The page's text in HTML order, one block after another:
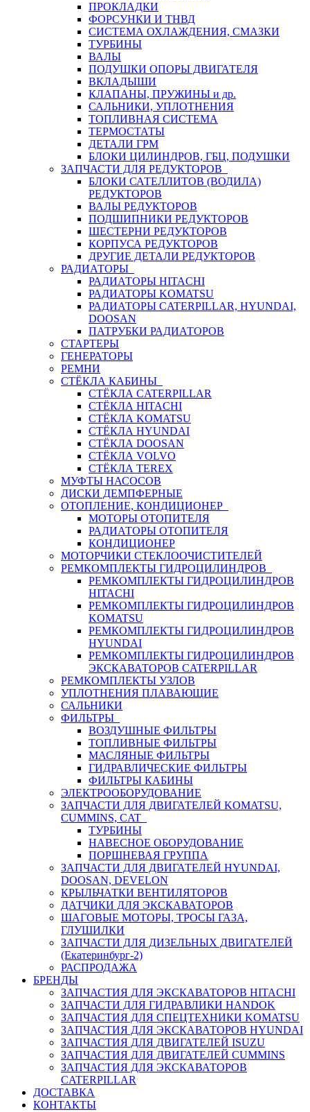
ПРОКЛАДКИ
ФОРСУНКИ И ТНВД
СИСТЕМА ОХЛАЖДЕНИЯ, СМАЗКИ
ТУРБИНЫ
ВАЛЫ
ПОДУШКИ ОПОРЫ ДВИГАТЕЛЯ
ВКЛАДЫШИ
КЛАПАНЫ, ПРУЖИНЫ и др.
САЛЬНИКИ, УПЛОТНЕНИЯ
ТОПЛИВНАЯ СИСТЕМА
ТЕРМОСТАТЫ
ДЕТАЛИ ГРМ
БЛОКИ ЦИЛИНДРОВ, ГБЦ, ПОДУШКИ
ЗАПЧАСТИ ДЛЯ РЕДУКТОРОВ
БЛОКИ САТЕЛЛИТОВ (ВОДИЛА)
РЕДУКТОРОВ
ВАЛЫ РЕДУКТОРОВ
ПОДШИПНИКИ РЕДУКТОРОВ
ШЕСТЕРНИ РЕДУКТОРОВ
КОРПУСА РЕДУКТОРОВ
ДРУГИЕ ДЕТАЛИ РЕДУКТОРОВ
РАДИАТОРЫ
РАДИАТОРЫ HITACHI
РАДИАТОРЫ KOMATSU
РАДИАТОРЫ CATERPILLAR, HYUNDAI,
DOOSAN
ПАТРУБКИ РАДИАТОРОВ
СТАРТЕРЫ
ГЕНЕРАТОРЫ
РЕМНИ
СТЁКЛА КАБИНЫ
СТЁКЛА CATERPILLAR
СТЁКЛА HITACHI
СТЁКЛА KOMATSU
СТЁКЛА HYUNDAI
СТЁКЛА DOOSAN
СТЁКЛА VOLVO
СТЁКЛА TEREX
МУФТЫ НАСОСОВ
ДИСКИ ДЕМПФЕРНЫЕ
ОТОПЛЕНИЕ, КОНДИЦИОНЕР
МОТОРЫ ОТОПИТЕЛЯ
РАДИАТОРЫ ОТОПИТЕЛЯ
КОНДИЦИОНЕР
МОТОРЧИКИ СТЕКЛООЧИСТИТЕЛЕЙ
РЕМКОМПЛЕКТЫ ГИДРОЦИЛИНДРОВ
РЕМКОМПЛЕКТЫ ГИДРОЦИЛИНДРОВ
HITACHI
РЕМКОМПЛЕКТЫ ГИДРОЦИЛИНДРОВ
KOMATSU
РЕМКОМПЛЕКТЫ ГИДРОЦИЛИНДРОВ
HYUNDAI
РЕМКОМПЛЕКТЫ ГИДРОЦИЛИНДРОВ
ЭКСКАВАТОРОВ CATERPILLAR
РЕМКОМПЛЕКТЫ УЗЛОВ
УПЛОТНЕНИЯ ПЛАВАЮЩИЕ
САЛЬНИКИ
ФИЛЬТРЫ
ВОЗДУШНЫЕ ФИЛЬТРЫ
ТОПЛИВНЫЕ ФИЛЬТРЫ
МАСЛЯНЫЕ ФИЛЬТРЫ
ГИДРАВЛИЧЕСКИЕ ФИЛЬТРЫ
ФИЛЬТРЫ КАБИНЫ
ЭЛЕКТРООБОРУДОВАНИЕ
ЗАПЧАСТИ ДЛЯ ДВИГАТЕЛЕЙ KOMATSU,
CUMMINS, CAT
ТУРБИНЫ
НАВЕСНОЕ ОБОРУДОВАНИЕ
ПОРШНЕВАЯ ГРУППА
ЗАПЧАСТИ ДЛЯ ДВИГАТЕЛЕЙ HYUNDAI,
DOOSAN, DEVELON
КРЫЛЬЧАТКИ ВЕНТИЛЯТОРОВ
ДАТЧИКИ ДЛЯ ЭКСКАВАТОРОВ
ШАГОВЫЕ МОТОРЫ, ТРОСЫ ГАЗА,
ГЛУШИЛКИ
ЗАПЧАСТИ ДЛЯ ДИЗЕЛЬНЫХ ДВИГАТЕЛЕЙ
(Екатеринбург-2)
РАСПРОДАЖА
БРЕНДЫ
ЗАПЧАСТИЯ ДЛЯ ЭКСКАВАТОРОВ HITACHI
ЗАПЧАСТИ ДЛЯ ГИДРАВЛИКИ HANDOK
ЗАПЧАСТИЯ ДЛЯ СПЕЦТЕХНИКИ KOMATSU
ЗАПЧАСТИЯ ДЛЯ ЭКСКАВАТОРОВ HYUNDAI
ЗАПЧАСТИЯ ДЛЯ ДВИГАТЕЛЕЙ ISUZU
ЗАПЧАСТИЯ ДЛЯ ДВИГАТЕЛЕЙ CUMMINS
ЗАПЧАСТИЯ ДЛЯ ЭКСКАВАТОРОВ
CATERPILLAR
ДОСТАВКА
КОНТАКТЫ